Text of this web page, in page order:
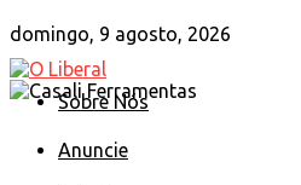
domingo, 9 agosto, 2026
Sobre Nós
Anuncie